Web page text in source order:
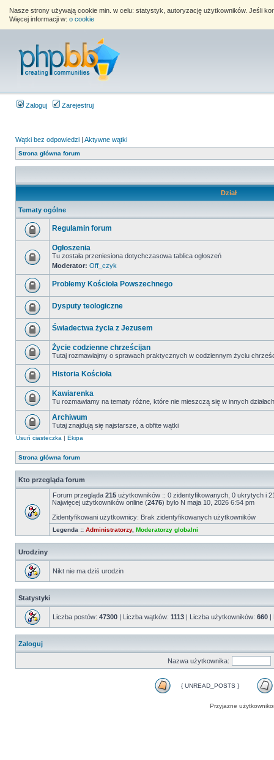
Nasze strony używają cookie min. w celu: statystyk, autoryzację użytkowników. Jeśli
Więcej informacji w: o cookie
Zaloguj Zarejestruj
Wątki bez odpowiedzi | Aktywne wątki
Strona główna forum
Dział
Tematy ogólne
Regulamin forum
Ogłoszenia
Tu została przeniesiona dotychczasowa tablica ogłoszeń
Moderator: Off_czyk
Problemy Kościoła Powszechnego
Dysputy teologiczne
Świadectwa życia z Jezusem
Życie codzienne chrześcijan
Tutaj rozmawiajmy o sprawach praktycznych w codziennym życiu
Historia Kościoła
Kawiarenka
Tu rozmawiamy na tematy różne, które nie mieszczą się w innych działach
Archiwum
Tutaj znajdują się najstarsze, a obfite wątki
Usuń ciasteczka | Ekipa
Strona główna forum
Kto przegląda forum
Forum przegląda 215 użytkowników :: 0 zidentyfikowanych, 0 ukrytych i
Najwięcej użytkowników online (2476) było N maja 10, 2026 6:54 pm
Zidentyfikowani użytkownicy: Brak zidentyfikowanych użytkowników
Legenda :: Administratorzy, Moderatorzy globalni
Urodziny
Nikt nie ma dziś urodzin
Statystyki
Liczba postów: 47300 | Liczba wątków: 1113 | Liczba użytkowników: 660 |
Zaloguj
Nazwa użytkownika:
{ UNREAD_POSTS }
Przyjazne